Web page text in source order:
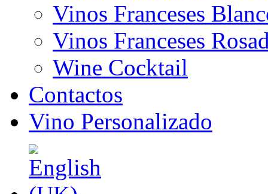
Vinos Franceses
Vinos Franceses
Wine Cocktail
Contactos
Vino Personalizado